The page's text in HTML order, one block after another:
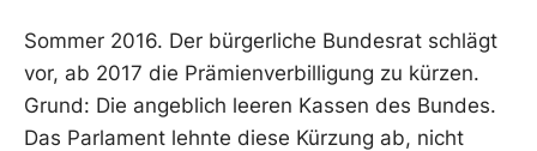
Sommer 2016. Der bürgerliche Bundesrat schlägt
vor, ab 2017 die Prämienverbilligung zu kürzen.
Grund: Die angeblich leeren Kassen des Bundes.
Das Parlament lehnte diese Kürzung ab, nicht